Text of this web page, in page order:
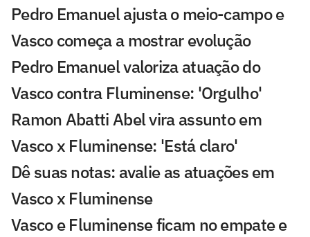
Pedro Emanuel ajusta o meio-campo e
Vasco começa a mostrar evolução
Pedro Emanuel valoriza atuação do
Vasco contra Fluminense: 'Orgulho'
Ramon Abatti Abel vira assunto em
Vasco x Fluminense: 'Está claro'
Dê suas notas: avalie as atuações em
Vasco x Fluminense
Vasco e Fluminense ficam no empate e